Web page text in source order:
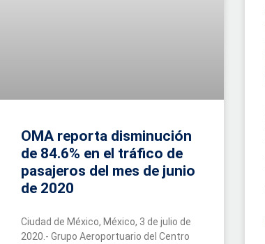
OMA reporta disminución
de 84.6% en el tráfico de
pasajeros del mes de junio
de 2020
Ciudad de México, México, 3 de julio de
2020.- Grupo Aeroportuario del Centro